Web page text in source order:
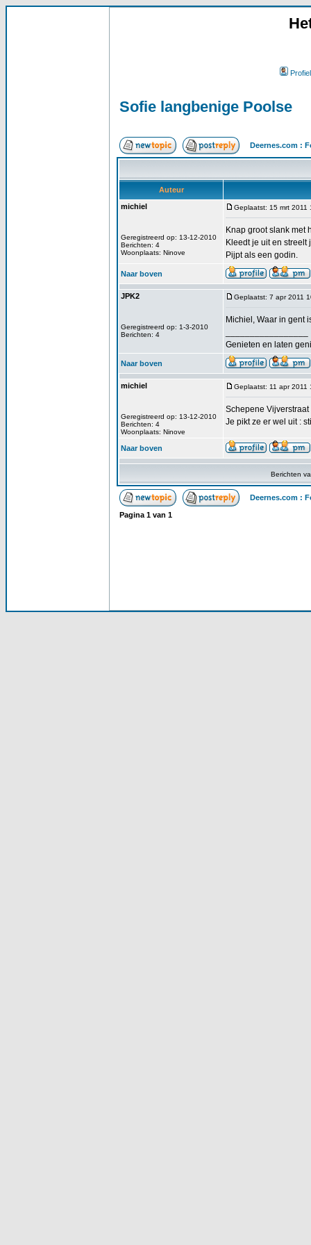
Profiel
Sofie langbenige Poolse
Deernes.com :
Auteur
michiel
Geregistreerd op: 13-12-2010
Berichten: 4
Woonplaats: Ninove
Geplaatst: 15 mrt 2011
Knap groot slank met
Kleedt je uit en streelt
Pijpt als een godin.
Naar boven
JPK2
Geregistreerd op: 1-3-2010
Berichten: 4
Geplaatst: 7 apr 2011
Michiel, Waar in gent
Genieten en laten
Naar boven
michiel
Geregistreerd op: 13-12-2010
Berichten: 4
Woonplaats: Ninove
Geplaatst: 11 apr 2011
Schepene
Je pikt ze er wel uit :
Naar boven
Berichten
Deernes.com :
Pagina 1 van 1